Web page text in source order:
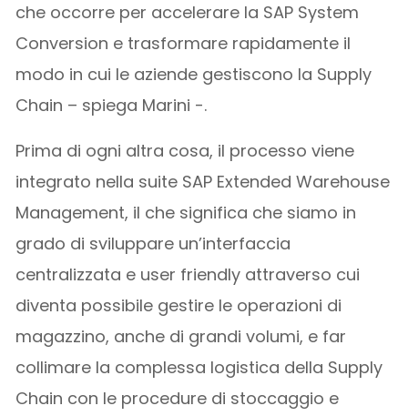
che occorre per accelerare la SAP System
Conversion e trasformare rapidamente il
modo in cui le aziende gestiscono la Supply
Chain – spiega Marini -.
Prima di ogni altra cosa, il processo viene
integrato nella suite SAP Extended Warehouse
Management, il che significa che siamo in
grado di sviluppare un’interfaccia
centralizzata e user friendly attraverso cui
diventa possibile gestire le operazioni di
magazzino, anche di grandi volumi, e far
collimare la complessa logistica della Supply
Chain con le procedure di stoccaggio e